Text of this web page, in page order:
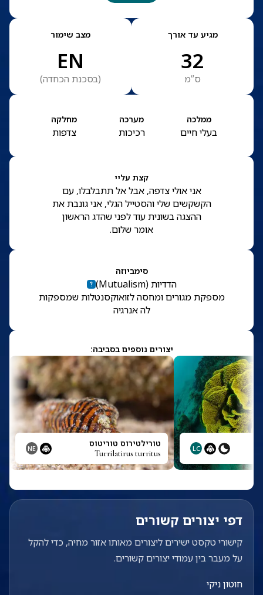
מגיע עד אורך
32
ס”מ
מצב שימור
EN
(בסכנת הכחדה)
ממלכה
בעלי חיים
מערכה
רכיכות
מחלקה
צדפות
קצת עליי
אני אולי צדפה, אבל אל תתבלבלו, עם
הקשקשים שלי והסטייל הגלי, אני גונבת את
ההצגה בשונית עוד לפני שהדג הראשון
אומר שלום.
סימביוזה
הדדיות (
Mutualism
)
מספקת מגורים ומחסה לזואוקסנטלות שמספקות
לה אנרגיה
יצורים נוספים בסביבה:
LC טורילטירוס טוריטוס
Turrilatirus turritus
NE
דפי יצורים קשורים
קישורי טקסט ישירים ליצורים מאותו אזור מחיה, כדי להקל
על מעבר בין עמודי יצורים קשורים.
חוטון ניקי